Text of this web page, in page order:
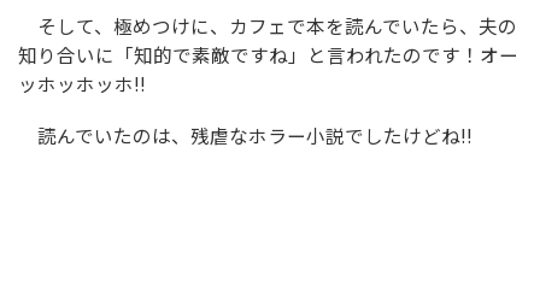
そして、極めつけに、カフェで本を読んでいたら、夫の
知り合いに「知的で素敵ですね」と言われたのです！オー
ッホッホッホ!!
読んでいたのは、残虐なホラー小説でしたけどね!!